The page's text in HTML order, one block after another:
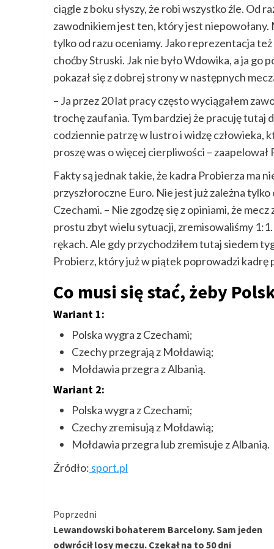
ciągle z boku słyszy, że robi wszystko źle. Od
zawodnikiem jest ten, który jest niepowołany.
tylko od razu oceniamy. Jako reprezentacja
choćby Struski. Jak nie było Wdowika, a ja go
pokazał się z dobrej strony w następnych
– Ja przez 20 lat pracy często wyciągałem
trochę zaufania. Tym bardziej że pracuję
codziennie patrzę w lustro i widzę człowieka,
proszę was o więcej cierpliwości – zaapelował
Fakty są jednak takie, że kadra Probierza ma
przyszłoroczne Euro. Nie jest już zależna
Czechami. – Nie zgodzę się z opiniami, że
prostu zbyt wielu sytuacji, zremisowaliśmy
rękach. Ale gdy przychodziłem tutaj siedem
Probierz, który już w piątek poprowadzi kadrę
Co musi się stać, żeby
Wariant 1:
Polska wygra z Czechami;
Czechy przegrają z Mołdawią;
Mołdawia przegra z Albanią.
Wariant 2:
Polska wygra z Czechami;
Czechy zremisują z Mołdawią;
Mołdawia przegra lub zremisuje z Albanią.
Źródło: sport.pl
Kontynuuj
czytanie
Poprzedni
Lewandowski bohaterem Barcelony. Sam jeden
odwrócił losy meczu. Czekał na to 50 dni